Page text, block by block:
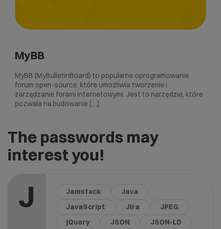
MyBB
MyBB (MyBulletinBoard) to popularne oprogramowanie
forum open-source, które umożliwia tworzenie i
zarządzanie forami internetowymi. Jest to narzędzie, które
pozwala na budowanie […]
The passwords may
interest you!
J Jamstack
Java
JavaScript
Jira
JPEG
jQuery
JSON
JSON-LD